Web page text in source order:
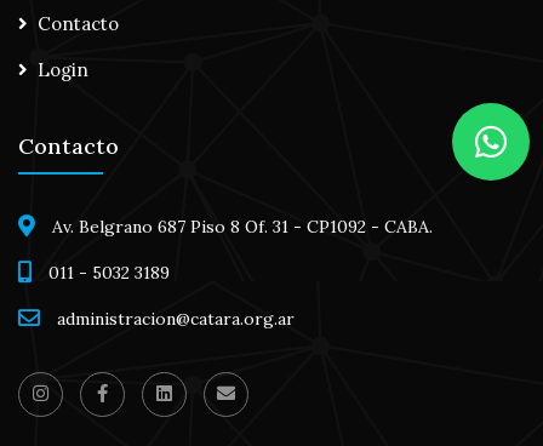
Contacto
Login
Contacto
Av. Belgrano 687 Piso 8 Of. 31 - CP1092 - CABA.
011 - 5032 3189
administracion@catara.org.ar